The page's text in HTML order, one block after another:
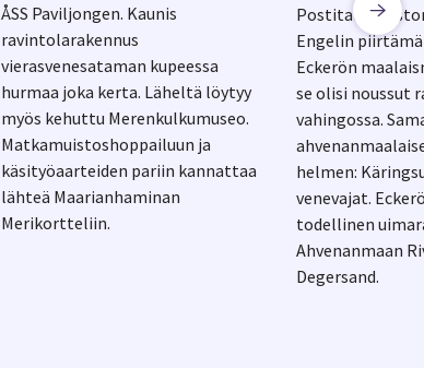
ÅSS Paviljongen. Kaunis
ravintolarakennus
vierasvenesataman kupeessa
hurmaa joka kerta. Läheltä löytyy
myös kehuttu Merenkulkumuseo.
Matkamuistoshoppailuun ja
käsityöaarteiden pariin kannattaa
lähteä Maarianhaminan
Merikortteliin.
Postitalon
Engelin
Eckerön
se olisi noussut
vahingossa.
helmen:
venevajat.
todellinen
Ahvenanmaan
Degersand.